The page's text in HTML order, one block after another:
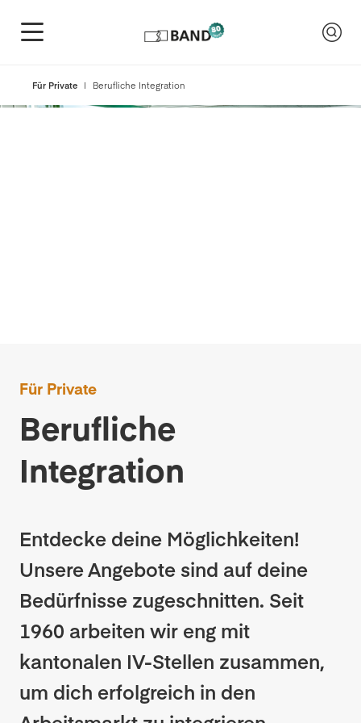
Für Private Berufliche Integration
Für Private
Berufliche
Integration
Entdecke deine Möglichkeiten!
Unsere Angebote sind auf deine
Bedürfnisse zugeschnitten. Seit
1960 arbeiten wir eng mit
kantonalen IV-Stellen zusammen,
um dich erfolgreich in den